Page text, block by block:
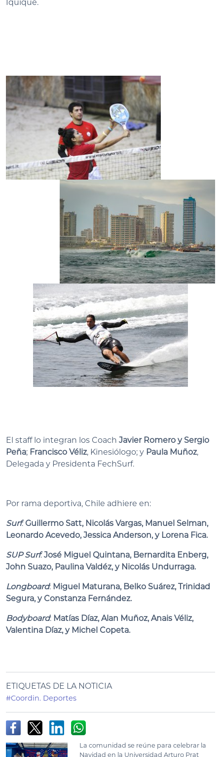
Iquique.
El staff lo integran los Coach Javier Romero y Sergio
Peña; Francisco Véliz, Kinesiólogo; y Paula Muñoz,
Delegada y Presidenta FechSurf.
Por rama deportiva, Chile adhiere en:
Surf:Guillermo Satt, Nicolás Vargas, Manuel Selman,
Leonardo Acevedo, Jessica Anderson, y Lorena Fica.
SUP Surf:José Miguel Quintana, Bernardita Enberg,
John Suazo, Paulina Valdéz, y Nicolás Undurraga.
Longboard: Miguel Maturana, Belko Suárez, Trinidad
Segura, y Constanza Fernández.
Bodyboard: Matías Díaz, Alan Muñoz, Anais Véliz,
Valentina Díaz, y Michel Copeta.
ETIQUETAS DE LA NOTICIA
#Coordin. Deportes
La comunidad se reúne para celebrar la
Navidad en la Universidad Arturo Prat